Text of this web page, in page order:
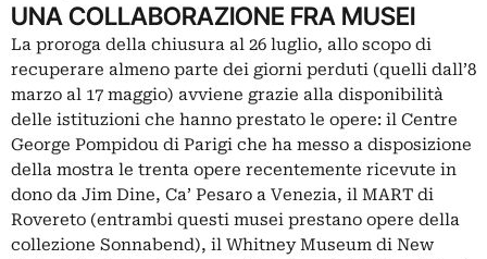
UNA COLLABORAZIONE FRA MUSEI
La proroga della chiusura al 26 luglio, allo scopo di
recuperare almeno parte dei giorni perduti (quelli dall’8
marzo al 17 maggio) avviene grazie alla disponibilità
delle istituzioni che hanno prestato le opere: il Centre
George Pompidou di Parigi che ha messo a disposizione
della mostra le trenta opere recentemente ricevute in
dono da Jim Dine, Ca’ Pesaro a Venezia, il MART di
Rovereto (entrambi questi musei prestano opere della
collezione Sonnabend), il Whitney Museum di New